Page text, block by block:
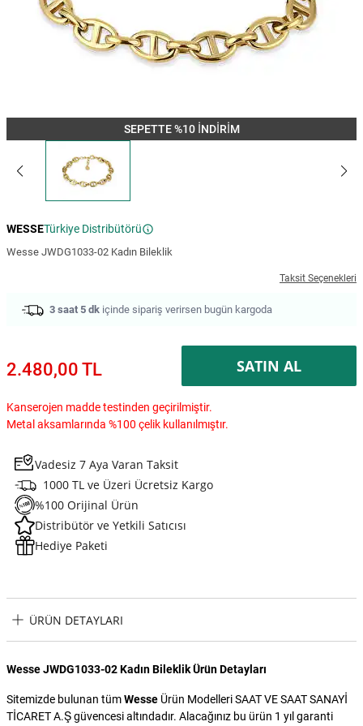
SEPETTE %10 İNDİRİM
WESSETürkiye Distribütörü
Wesse JWDG1033-02 Kadın Bileklik
Taksit Seçenekleri
3 saat 5 dk içinde sipariş verirsen bugün kargoda
2.480,00 TL SATIN AL
Kanserojen madde testinden geçirilmiştir.
Metal aksamlarında %100 çelik kullanılmıştır.
Vadesiz 7 Aya Varan Taksit
1000 TL ve Üzeri Ücretsiz Kargo
%100 Orijinal Ürün
Distribütör ve Yetkili Satıcısı
Hediye Paketi
ÜRÜN DETAYLARI
Wesse JWDG1033-02 Kadın Bileklik Ürün Detayları
Sitemizde bulunan tümWesse Ürün Modelleri SAAT VE SAAT SANAYİ
TİCARET A.Ş güvencesi altındadır. Alacağınız bu ürün 1 yıl garanti